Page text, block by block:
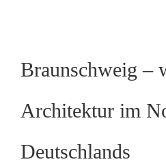
Braunschweig –
Architektur im
Deutschlands